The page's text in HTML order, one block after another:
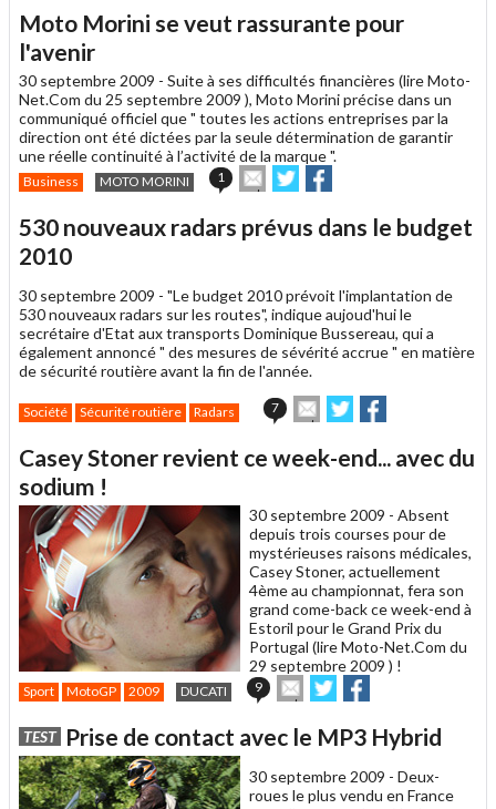
à
Moto Morini se veut rassurante pour
l'avenir
30 septembre 2009 - Suite à ses difficultés financières (lire Moto-
Net.Com du 25 septembre 2009 ), Moto Morini précise dans un
communiqué officiel que " toutes les actions entreprises par la
direction ont été dictées par la seule détermination de garantir
une réelle continuité à l’activité de la marque ".
Business MOTO MORINI 1
Envoyer
cet
à
Partager
sur sur
530 nouveaux radars prévus dans le budget
2010
30 septembre 2009 - "Le budget 2010 prévoit l'implantation de
530 nouveaux radars sur les routes", indique aujoud'hui le
secrétaire d'Etat aux transports Dominique Bussereau, qui a
également annoncé " des mesures de sévérité accrue " en matière
de sécurité routière avant la fin de l'année.
Société Sécurité routière Radars 7
Envoyer
cet
à
Partager
sur sur
Casey Stoner revient ce week-end... avec du
sodium !
30 septembre 2009 - Absent
depuis trois courses pour de
mystérieuses raisons médicales,
Casey Stoner, actuellement
4ème au championnat, fera son
grand come-back ce week-end à
Estoril pour le Grand Prix du
Portugal (lire Moto-Net.Com du
29 septembre 2009 ) !
Sport MotoGP 2009 DUCATI 9
Envoyer
cet
à
ami
Partager
sur sur
TEST Prise de contact avec le MP3 Hybrid
30 septembre 2009 - Deux-
roues le plus vendu en France